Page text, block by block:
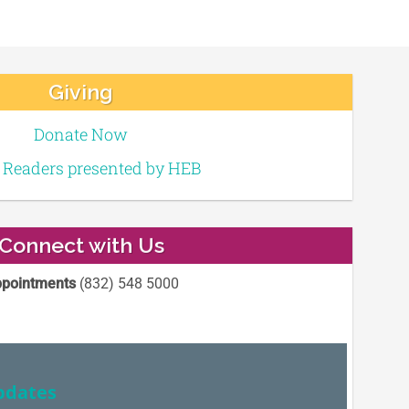
Giving
Donate Now
presented by HEB
with Us
(832) 548 5000